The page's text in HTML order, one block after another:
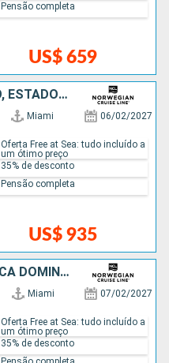
US$ 659
Pensão completa
HONDURAS, BELIZE, MÉXICO, ESTADOS UNIDOS
Miami 06/02/2027
US$ 935
Oferta Free at Sea: tudo incluído a
um ótimo preço
35% de desconto
Pensão completa
ESTADOS UNIDOS, REPUBLICA DOMINICANA, BAHAMAS
Miami 07/02/2027
Oferta Free at Sea: tudo incluído a
um ótimo preço
35% de desconto